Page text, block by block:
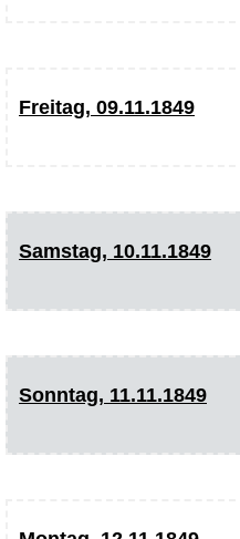
Freitag, 09.11.1849
Samstag, 10.11.1849
Sonntag, 11.11.1849